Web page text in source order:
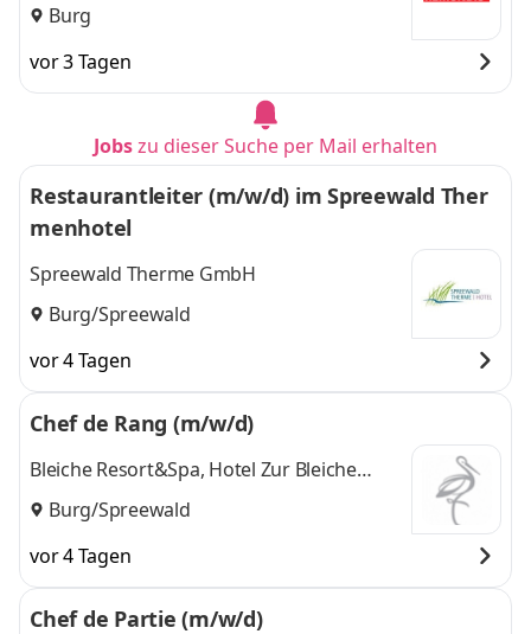
Burg
vor 3 Tagen
Jobszu dieser Suche per Mail erhalten
Restaurantleiter (m/w/d) im Spreewald Ther
menhotel
Spreewald Therme GmbH
Burg/Spreewald
vor 4 Tagen
Chef de Rang (m/w/d)
Bleiche Resort&Spa, Hotel Zur Bleiche
Heinrich Michael Clausing e.K.
Burg/Spreewald
vor 4 Tagen
Chef de Partie (m/w/d)